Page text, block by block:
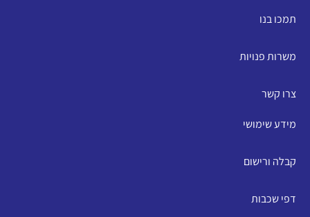
תמכו בנו
משרות פנויות
צרו קשר
מידע שימושי
קבלה ורישום
דפי שכבות